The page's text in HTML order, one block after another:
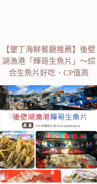
【墾丁海鮮餐廳推薦】後壁
湖漁港「輝哥生魚片」～綜
合生魚片好吃、CP值高